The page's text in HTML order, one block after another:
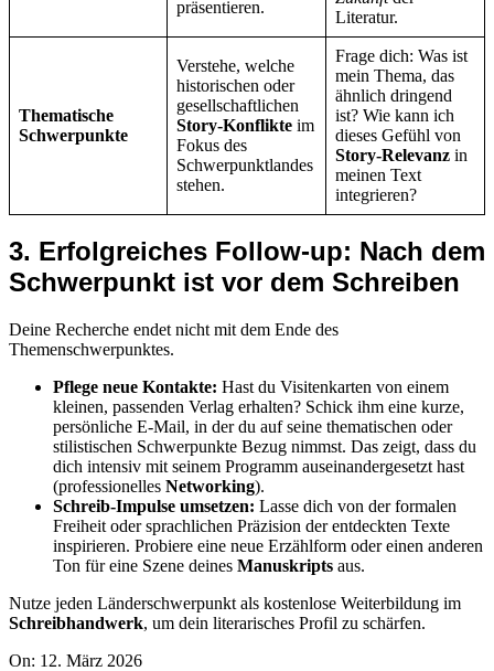
präsentieren.
Literatur.
Thematische
Schwerpunkte
Verstehe, welche
historischen oder
gesellschaftlichen
Story-Konflikte im
Fokus des
Schwerpunktlandes
stehen.
Frage dich: Was ist
mein Thema, das
ähnlich dringend
ist? Wie kann ich
dieses Gefühl von
Story-Relevanz in
meinen Text
integrieren?
3. Erfolgreiches Follow-up: Nach dem
Schwerpunkt ist vor dem Schreiben
Deine Recherche endet nicht mit dem Ende des
Themenschwerpunktes.
Pflege neue Kontakte: Hast du Visitenkarten von einem
kleinen, passenden Verlag erhalten? Schick ihm eine kurze,
persönliche E-Mail, in der du auf seine thematischen oder
stilistischen Schwerpunkte Bezug nimmst. Das zeigt, dass du
dich intensiv mit seinem Programm auseinandergesetzt hast
(professionelles Networking).
Schreib-Impulse umsetzen: Lasse dich von der formalen
Freiheit oder sprachlichen Präzision der entdeckten Texte
inspirieren. Probiere eine neue Erzählform oder einen anderen
Ton für eine Szene deines Manuskripts aus.
Nutze jeden Länderschwerpunkt als kostenlose Weiterbildung im
Schreibhandwerk, um dein literarisches Profil zu schärfen.
2026-
On: 12. März 2026